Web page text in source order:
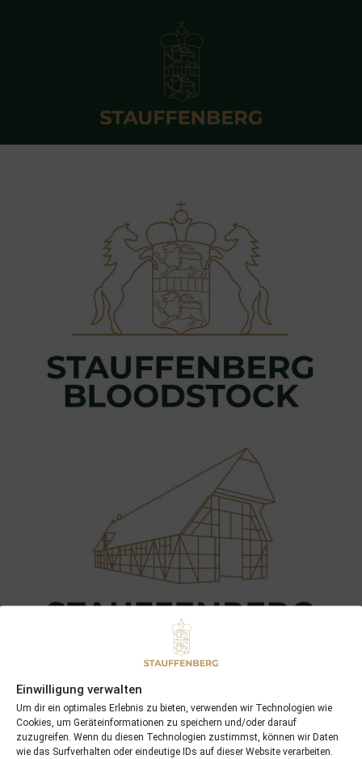
Einwilligung verwalten
Um dir ein optimales Erlebnis zu bieten, verwenden wir Technologien wie
Cookies, um Geräteinformationen zu speichern und/oder darauf
zuzugreifen. Wenn du diesen Technologien zustimmst, können wir Daten
wie das Surfverhalten oder eindeutige IDs auf dieser Website verarbeiten.